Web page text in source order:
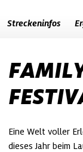
Streckeninfos
Eine Welt voller
dieses Jahr beim